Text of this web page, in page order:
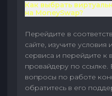
Как выбрать
на MoneySwap?
Перейдите в
сайте, изучите
сервиса и перейдите к
провайдеру по ссылке.
вопросы по работе
обратитесь в его